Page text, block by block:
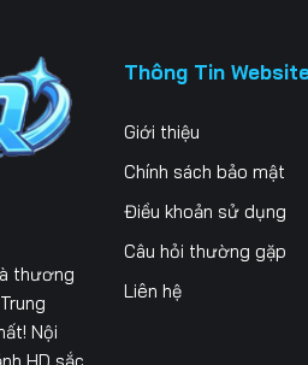
thương
Nội
Thông Tin
Giới thiệu
Chính sách bảo mật
Điều khoản sử dụng
Câu hỏi thường gặp
Liên hệ